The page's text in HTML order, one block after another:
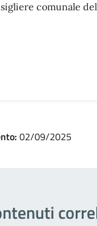
comunale
02/09/2025